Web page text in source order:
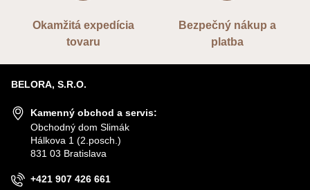
Okamžitá expedícia
tovaru
Bezpečný nákup a
platba
BELORA, S.R.O.
Kamenný obchod a servis:
Obchodný dom Slimák
Hálkova 1 (2.posch.)
831 03 Bratislava
+421 907 426 661